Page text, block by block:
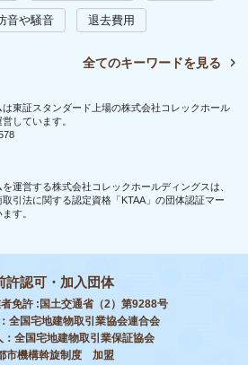
音や騒音 退去費用
全てのキーワードを見る
は東証スタンダード上場の株式会社コレックホール
しています。
運営する株式会社コレックホールディングスは、
引法に関する認定資格「KTAA」の団体認証マー
す。
許認可・加入団体
免許 :国土交通省（2）第9288号
全国宅地建物取引業協会連合会
：全国宅地建物取引業保証協会
市機構斡旋制度 加盟